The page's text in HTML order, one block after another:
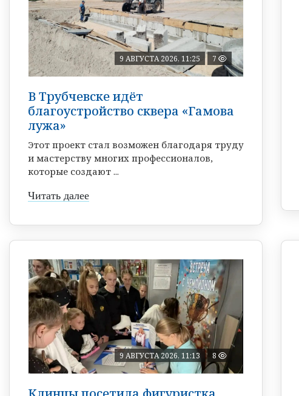
9 АВГУСТА 2026, 11:25 7
В Трубчевске идёт
благоустройство сквера «Гамова
лужа»
Этот проект стал возможен благодаря труду
и мастерству многих профессионалов,
которые создают ...
Читать далее
9 АВГУСТА 2026, 11:13 8